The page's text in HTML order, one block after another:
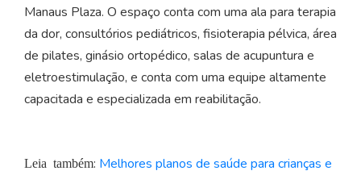
Manaus Plaza. O espaço conta com uma ala para terapia
da dor, consultórios pediátricos, fisioterapia pélvica, área
de pilates, ginásio ortopédico, salas de acupuntura e
eletroestimulação, e conta com uma equipe altamente
capacitada e especializada em reabilitação.
Leia também: Melhores planos de saúde para crianças e